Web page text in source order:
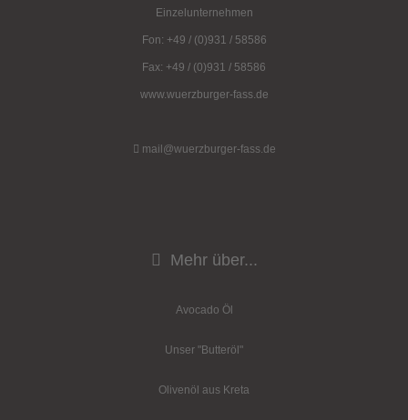
Einzelunternehmen
Fon: +49 / (0)931 / 58586
Fax: +49 / (0)931 / 58586
www.wuerzburger-fass.de
mail@wuerzburger-fass.de
Mehr über...
Avocado Öl
Unser "Butteröl"
Olivenöl aus Kreta